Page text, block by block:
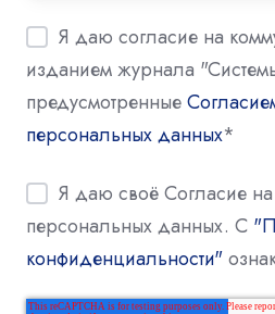
Я даю согласие на
изданием журнала
предусмотренные
персональных данных*
Я даю своё Согласие
персональных данных. С
конфиденциальности"